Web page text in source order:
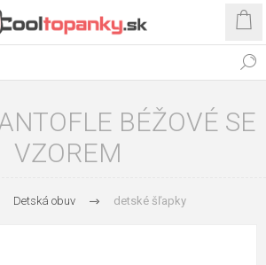
BÉŽOVÉ SE
VZOREM
Detská obuv detské šľapky